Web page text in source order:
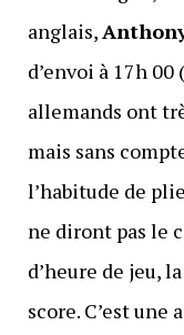
anglais,
d’envoi à 17h
allemands ont
mais sans
l’habitude de
ne diront pas le
d’heure de jeu,
score. C’est